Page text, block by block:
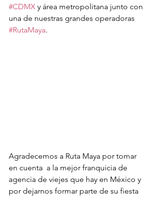
#CDMX y área metropolitana junto con
una de nuestras grandes operadoras
#RutaMaya.
Agradecemos a Ruta Maya por tomar
en cuenta  a la mejor franquicia de
agencia de viejes que hay en México y
por dejarnos formar parte de su fiesta